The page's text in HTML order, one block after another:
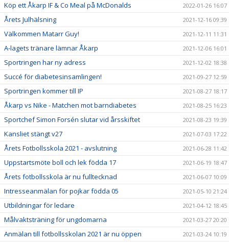
Köp ett Åkarp IF & Co Meal på McDonalds 2022-01-26 16:07
Årets Julhälsning 2021-12-16 09:39
Välkommen Matarr Guy! 2021-12-11 11:31
A-lagets tränare lämnar Åkarp 2021-12-06 16:01
Sportringen har ny adress 2021-12-02 18:38
Succé för diabetesinsamlingen! 2021-09-27 12:59
Sportringen kommer till IP 2021-08-27 18:17
Åkarp vs Nike - Matchen mot barndiabetes 2021-08-25 16:23
Sportchef Simon Forsén slutar vid årsskiftet 2021-08-23 19:39
Kansliet stängt v27 2021-07-03 17:22
Årets Fotbollsskola 2021 - avslutning 2021-06-28 11:42
Uppstartsmöte boll och lek födda 17 2021-06-19 18:47
Årets fotbollsskola är nu fulltecknad 2021-06-07 10:09
Intresseanmälan för pojkar födda 05 2021-05-10 21:24
Utbildningar för ledare 2021-04-12 18:45
Målvaktsträning för ungdomarna 2021-03-27 20:20
Anmälan till fotbollsskolan 2021 är nu öppen 2021-03-24 10:19